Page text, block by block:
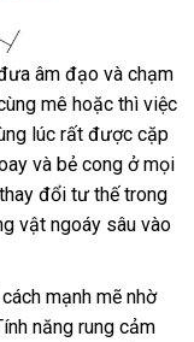
âm đạo và chạm
mê hoặc thì việc
lúc link
web
rất mới
nhất
được cặp
cao
cấp
và bẻ cong ởnhận
hàng
mọi
đổi tư thế trong
vật ngoáy sâu vào
mạnh mẽ nhờtổng
năng rung cảm